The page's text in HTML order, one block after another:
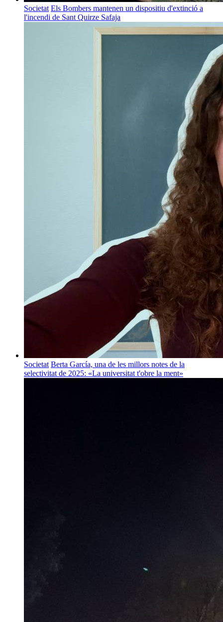
Societat Els Bombers mantenen un dispositiu d'extinció a
l'incendi de Sant Quirze Safaja
Societat Berta García, una de les millors notes de la
selectivitat de 2025: «La universitat t'obre la ment»